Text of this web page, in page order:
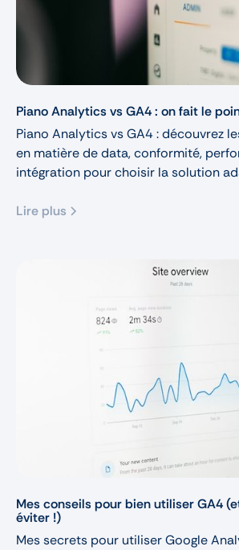
Piano Analytics vs GA4 : on fait le
Piano Analytics vs GA4 : découvrez
en matière de data, conformité,
intégration pour choisir la solution
Lire plus
Mes conseils pour bien utiliser GA4
éviter !)
Mes secrets pour utiliser Google